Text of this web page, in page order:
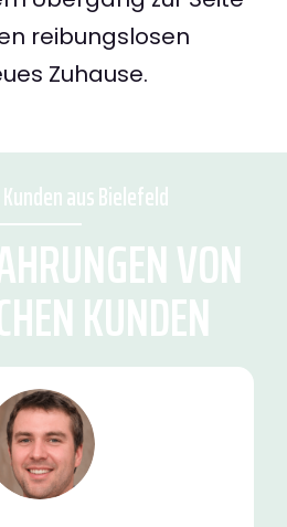
reibungslosen
Zuhause.
aus Bielefeld
VON
KUNDEN